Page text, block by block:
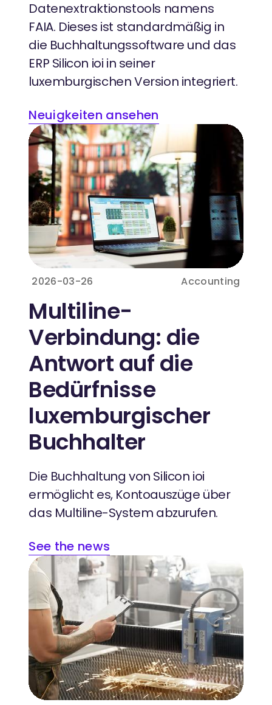
Datenextraktionstools namens
FAIA. Dieses ist standardmäßig in
die Buchhaltungssoftware und das
ERP Silicon ioi in seiner
luxemburgischen Version integriert.
Neuigkeiten ansehen
2026-03-26 Accounting
Multiline-
Verbindung: die
Antwort auf die
Bedürfnisse
luxemburgischer
Buchhalter
Die Buchhaltung von Silicon ioi
ermöglicht es, Kontoauszüge über
das Multiline-System abzurufen.
See the news